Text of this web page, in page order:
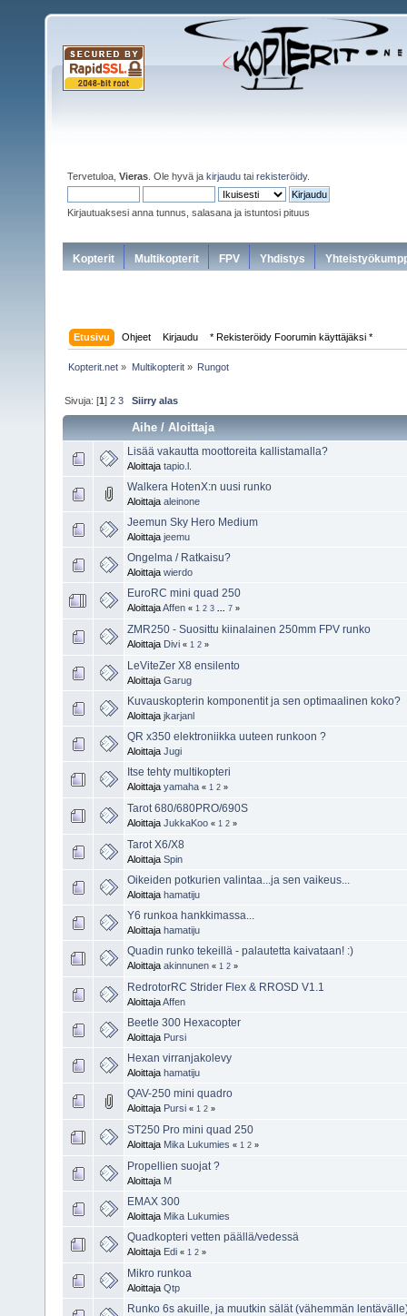
Tervetuloa, Vieras . Ole hyvä ja kirjaudu tai rekisteröidy.
Kirjautuaksesi anna tunnus, salasana ja istuntosi pituus
Kopterit Multikopterit FPV Yhdistys
Etusivu Ohjeet Kirjaudu * Rekisteröidy Foorumin käyttäjäksi *
Kopterit.net » Multikopterit» Rungot
Sivuja: [1]2 3 Siirry alas
Aihe /Aloittaja
Lisää vakautta moottoreita kallistamalla?
Aloittaja tapio.l.
Walkera HotenX:n uusi runko
Aloittaja aleinone
Jeemun Sky Hero Medium
Aloittaja jeemu
Ongelma / Ratkaisu?
Aloittaja wierdo
EuroRC mini quad 250
AloittajaAffen « 1 2 3 7 »
ZMR250 - Suosittu kiinalainen 250mm FPV runko
Aloittaja Divi « 1 2 »
LeViteZer X8 ensilento
Aloittaja Garug
Kuvauskopterin komponentit ja sen optimaalinen koko?
Aloittaja jkarjanl
QR x350 elektroniikka uuteen runkoon ?
Aloittaja Jugi
Itse tehty multikopteri
Aloittaja yamaha « 1 2 »
Tarot 680/680PRO/690S
Aloittaja JukkaKoo « 1 2 »
Tarot X6/X8
Aloittaja Spin
Oikeiden potkurien valintaa...ja sen vaikeus...
Aloittaja hamatiju
Y6 runkoa hankkimassa...
Aloittaja hamatiju
Quadin runko tekeillä - palautetta kaivataan! :)
Aloittaja akinnunen « 1 2 »
RedrotorRC Strider Flex & RROSD V1.1
AloittajaAffen
Beetle 300 Hexacopter
Aloittaja Pursi
Hexan virranjakolevy
Aloittaja hamatiju
QAV-250 mini quadro
Aloittaja Pursi « 1 2 »
ST250 Pro mini quad 250
Aloittaja Mika Lukumies « 1 2 »
Propellien suojat ?
Aloittaja M
EMAX 300
Aloittaja Mika Lukumies
Quadkopteri vetten päällä/vedessä
Aloittaja Edi « 1 2 »
Mikro runkoa
Aloittaja Qtp
Runko 6s akuille, ja muutkin sälät (vähemmän